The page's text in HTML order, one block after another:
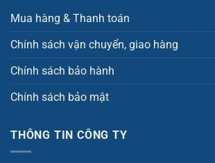
Mua hàng & Thanh toán
Chính sách vận chuyển, giao hàng
Chính sách bảo hành
Chính sách bảo mật
THÔNG TIN CÔNG TY